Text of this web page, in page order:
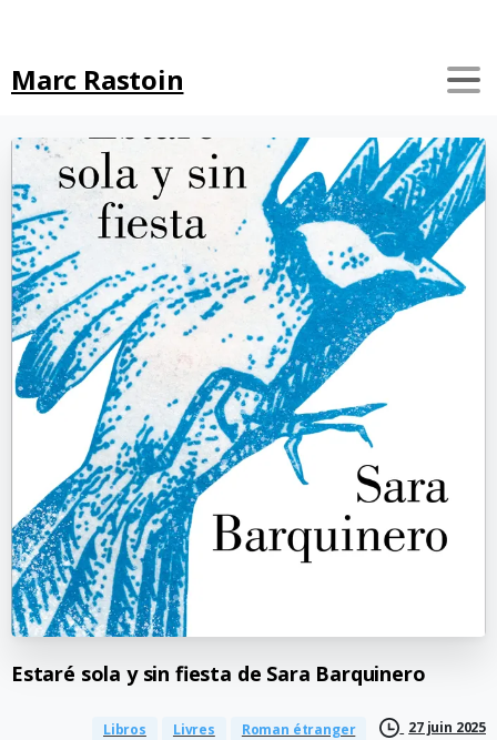
Marc Rastoin
Estaré sola y sin fiesta de Sara Barquinero
Libros Livres Roman étranger 27 juin 2025